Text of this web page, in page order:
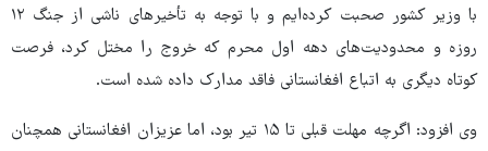
با وزیر کشور صحبت کرده‌ایم و با توجه به تأخیرهای ناشی از جنگ ۱۲
روزه و محدودیت‌های دهه اول محرم که خروج را مختل کرد، فرصت
کوتاه دیگری به اتباع افغانستانی فاقد مدارک داده شده است.
وی افزود: اگرچه مهلت قبلی تا ۱۵ تیر بود، اما عزیزان افغانستانی همچنان